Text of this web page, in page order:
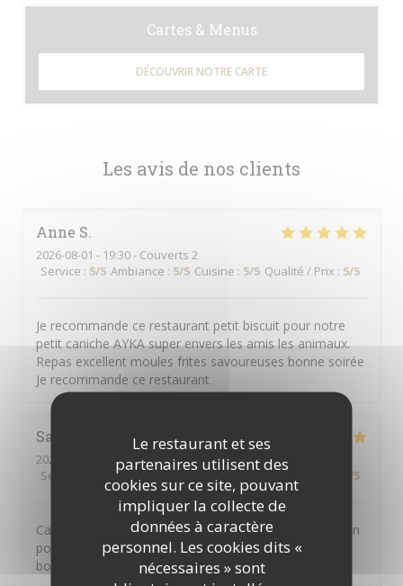
Le restaurant et ses
partenaires utilisent des
cookies sur ce site, pouvant
impliquer la collecte de
données à caractère
personnel. Les cookies dits «
nécessaires » sont
Les avis de nos clients
Anne S
2026-08-01 - 19:30 - Couverts 2
Service : 5/5 Ambiance : 5/5 Cuisine : 5/5 Qualité / Prix : 5/5
Je recommande ce restaurant petit biscuit pour notre
petit caniche AYKA super envers les amis les animaux.
Repas excellent moules frites savoureuses bonne soirée
Je recommande ce restaurant
Sarah
2026-07-26
- 19:00 - Couverts 3
Service
Ambiance:4/5 Cuisine:5/5 Qualité / Prix /5
Cadre agréable et très bonne cuisine. Délicate attention
pour notre petite poilue 🐶 nous avons passé un très
bon moment en famille 🤩🌸
Cartes & Menus
DÉCOUVRIR NOTRE CARTE